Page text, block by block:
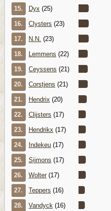
15. Dyx (25)
16. Clysters (23)
17. N.N. (23)
18. Lemmens (22)
19. Ceyssens (21)
20. Corstjens (21)
21. Hendrix (20)
22. Clijsters (17)
23. Hendrikx (17)
24. Indekeu (17)
25. Sijmons (17)
26. Wolter(17)
27. Teppers (16)
28. Vandyck (16)